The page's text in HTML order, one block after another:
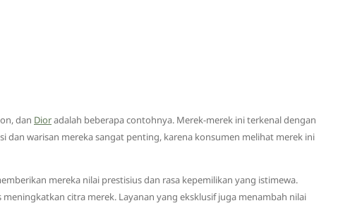
dan Dioradalah beberapa contohnya. Merek-merek ini terkenal dengan
dan warisan mereka sangat penting, karena konsumen melihat merek ini
mereka nilai prestisius dan rasa kepemilikan yang istimewa.
citra merek. Layanan yang eksklusif juga menambah nilai